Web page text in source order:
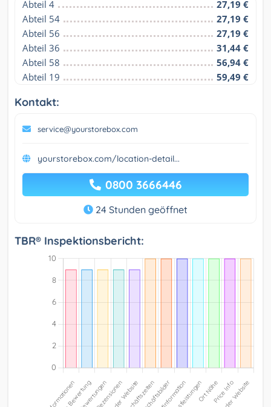
Abteil 4
27,19 €
Abteil 54
27,19 €
Abteil 56
27,19 €
Abteil 36
31,44 €
Abteil 58
56,94 €
Abteil 19
59,49 €
Kontakt:
service@yourstorebox.com
yourstorebox.com/location-detail...
0800 3666446
24 Stunden geöffnet
TBR® Inspektionsbericht: